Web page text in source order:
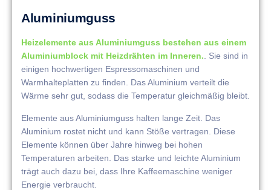
Aluminiumguss
Heizelemente aus Aluminiumguss bestehen aus einem
Aluminiumblock mit Heizdrähten im Inneren. . Sie sind in
einigen hochwertigen Espressomaschinen und
Warmhalteplatten zu finden. Das Aluminium verteilt die
Wärme sehr gut, sodass die Temperatur gleichmäßig bleibt.
Elemente aus Aluminiumguss halten lange Zeit. Das
Aluminium rostet nicht und kann Stöße vertragen. Diese
Elemente können über Jahre hinweg bei hohen
Temperaturen arbeiten. Das starke und leichte Aluminium
trägt auch dazu bei, dass Ihre Kaffeemaschine weniger
Energie verbraucht.